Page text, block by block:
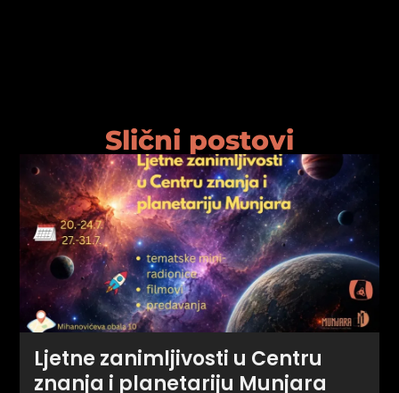
Slični postovi
Ljetne zanimljivosti u Centru
znanja i planetariju Munjara